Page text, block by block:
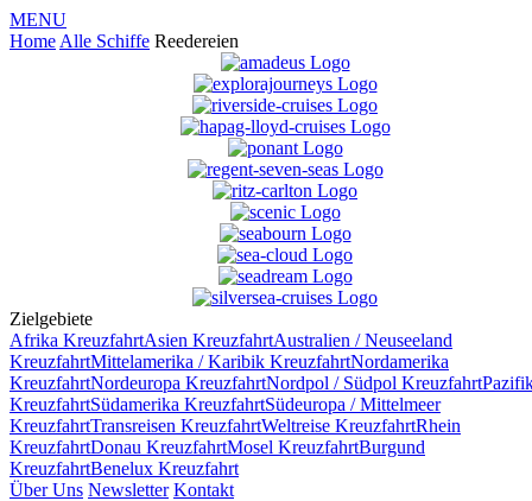
MENU
Home Alle Schiffe Reedereien
Zielgebiete
Afrika KreuzfahrtAsien KreuzfahrtAustralien / Neuseeland
KreuzfahrtMittelamerika / Karibik KreuzfahrtNordamerika
KreuzfahrtNordeuropa KreuzfahrtNordpol / Südpol Kreuzfahrt
KreuzfahrtSüdamerika KreuzfahrtSüdeuropa / Mittelmeer
KreuzfahrtTransreisen KreuzfahrtWeltreise KreuzfahrtRhein
KreuzfahrtDonau KreuzfahrtMosel KreuzfahrtBurgund
KreuzfahrtBenelux Kreuzfahrt
Über Uns Newsletter Kontakt